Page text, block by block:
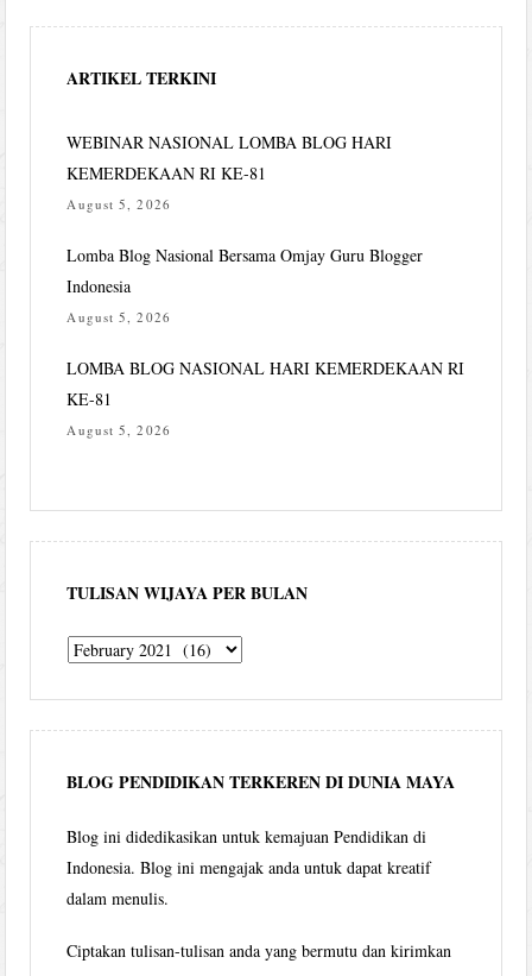
ARTIKEL TERKINI
WEBINAR NASIONAL LOMBA BLOG HARI
KEMERDEKAAN RI KE-81
August 5, 2026
Lomba Blog Nasional Bersama Omjay Guru Blogger
Indonesia
August 5, 2026
LOMBA BLOG NASIONAL HARI KEMERDEKAAN RI
KE-81
August 5, 2026
TULISAN WIJAYA PER BULAN
Tulisan
per
bulan
BLOG PENDIDIKAN TERKEREN DI DUNIA MAYA
Blog ini didedikasikan untuk kemajuan Pendidikan di
Indonesia. Blog ini mengajak anda untuk dapat kreatif
dalam menulis.
Ciptakan tulisan-tulisan anda yang bermutu dan kirimkan